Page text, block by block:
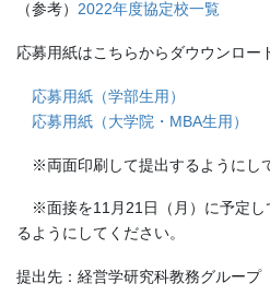
（参考） 2022年度協定校一覧
応募用紙はこちらからダウウンロー
応募用紙（学部生用）
応募用紙（大学院・MBA生用）
※両面印刷して提出するようにし
※面接を11月21日（月）に予定し
るようにしてください。
提出先：経営学研究科教務グループ